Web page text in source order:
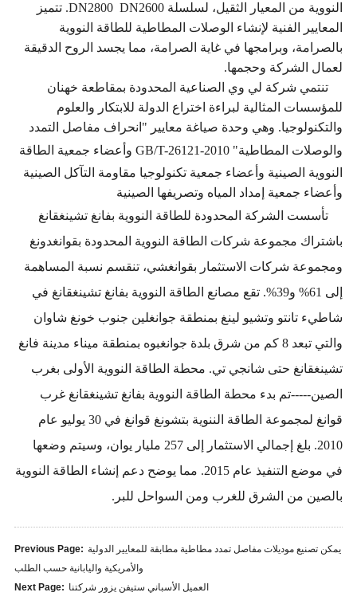
فحص الصمامات المطاط
النووية من المعيار الثقيل، لسلسلة DN2800 DN2600. تتميز
المعايير الفنية لإنشاء الوصلات المطاطية للطاقة النووية
بالصرامة، وبرامجها في غاية الصرامة، مما يجسد الروح الدقيقة
لعمال الشركة وحجمها.
تنتمي شركة لي وي الصناعية المحدودة بمقاطعة خهنان
للمؤسسات المثالية لبراءة اختراع الدولة للابتكار والعلوم
والتكنولوجيا. وهي وحدة صياغة معايير "انحراف مفاصل التمدد
والوصلات المطاطية" GB/T-26121-2010 وأعضاء جمعية الطاقة
النووية الصينية وأعضاء جمعية تكنولوجيا مقاومة التآكل الصينية
وأعضاء جمعية إمداد المياه وتصريفها الصينية
تأسست الشركة المحدودة للطاقة النووية بفانغ تشينغقانغ
باشتراك مجموعة شركات الطاقة النووية المحدودة بقوانغدونغ
ومجموعة شركات الاستثمار بقوانغشي، تنقسم نسبة المساهمة
إلى 61% و39%. تقع مصانع الطاقة النووية بفانغ تشينغقانغ في
شاطيء تانتو وتشيو لينغ بمنطقة جوانغلين جنوب خونغ شاوان
والتي تبعد 8 كم من شرق بلدة جوانغبوه بمنطقة ميناء مدينة فانغ
تشينغقانغ حتى شانجي تي. محطة الطاقة النووية الأولى بغرب
الصين-----تم بدء محطة الطاقة النووية بفانغ تشينغقانغ غرب
قوانغ لمجموعة الطاقة الننوية بتشونغ قوانغ في 30 يوليو عام
2010. بلغ إجمالي الاستثمار إلى 257 مليار يوان، وسيتم وضعها
في موضع التنفيذ عام 2015. مما يوضح دعم إنشاء الطاقة النووية
بالصين من الشرق للغرب ومن السواحل للبر.
Previous Page: يمكن تصنيع موديلات مفاصل تمدد مطاطية مطابقة للمعايير الدولية
والأمريكية واليابانية حسب الطلب
Next Page: العميل الأسباني ستيفن يزور شركتنا